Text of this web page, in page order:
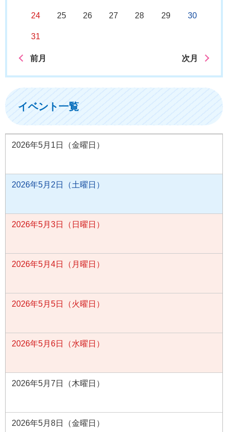
24 25 26 27 28 29 30
31
前月 次月
イベント一覧
2026年5月1日（金曜日）
2026年5月2日（土曜日）
2026年5月3日（日曜日）
2026年5月4日（月曜日）
2026年5月5日（火曜日）
2026年5月6日（水曜日）
2026年5月7日（木曜日）
2026年5月8日（金曜日）